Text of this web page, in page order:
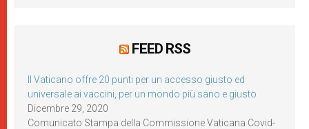
FEED RSS
Il Vaticano offre 20 punti per un accesso giusto ed
universale ai vaccini, per un mondo più sano e giusto
Dicembre 29, 2020
Comunicato Stampa della Commissione Vaticana Covid-